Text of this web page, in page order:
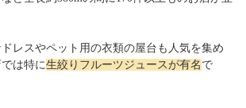
レスやペット用の衣類の屋台も人気を集め
は特に生絞りフルーツジュースが有名 で